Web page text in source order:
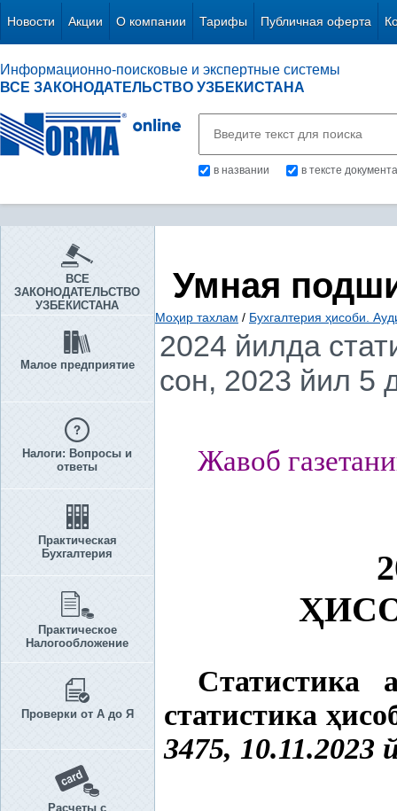
Новости Акции О компании Тарифы Публичная оферта
Информационно-поисковые и экспертные системы
ВСЕ ЗАКОНОДАТЕЛЬСТВО УЗБЕКИСТАНА
в названии в тексте документа
ВСЕ
ЗАКОНОДАТЕЛЬСТВО
УЗБЕКИСТАНА
Малое предприятие
Налоги: Вопросы и
ответы
Практическая
Бухгалтерия
Практическое
Налогообложение
Проверки от А до Я
Расчеты с
Умная
Моҳир тахлам / Бухгалтерия ҳисоби.
2024 йилда
сон, 2023 йил 5
Жавоб
Ҳ
Статистика
статистика ҳ
3475, 10.11.2023